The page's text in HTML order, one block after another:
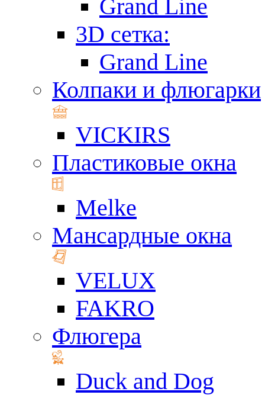
Grand Line
3D сетка:
Grand Line
Колпаки и флюгарки
VICKIRS
Пластиковые окна
Melke
Мансардные окна
VELUX
FAKRO
Флюгера
Duck and Dog